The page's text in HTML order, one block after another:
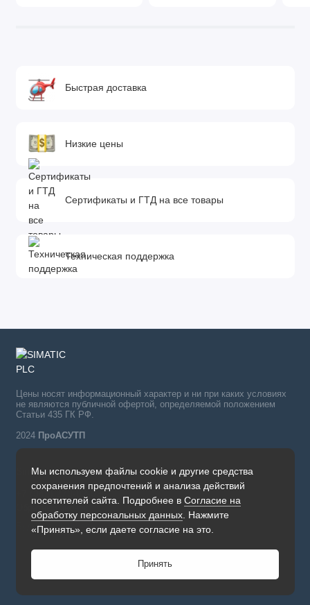
Быстрая доставка
Низкие цены
Сертификаты и ГТД на все товары
Техническая поддержка
Мы используем файлы cookie и другие средства
сохранения предпочтений и анализа действий
посетителей сайта. Подробнее в Согласие на
обработку персональных данных . Нажмите
«Принять», если даете согласие на это.
Принять
Цены носят информационный характер и ни при каких условиях
не являются публичной офертой, определяемой положением
Статьи 435 ГК РФ.
2024 ПроАСУТП
Simatic в России тел.:
+7 (342) 273-82-09
Будни, с 09.00 до 19.00